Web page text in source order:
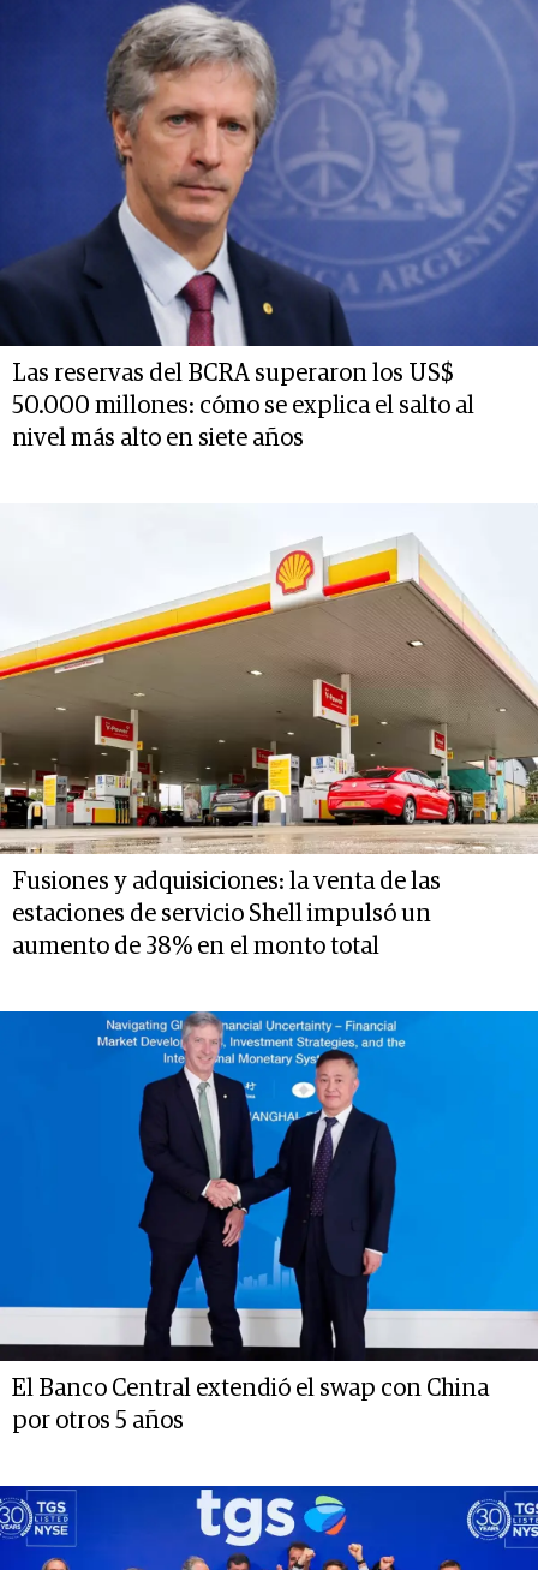
Las reservas del BCRA superaron los US$
50.000 millones: cómo se explica el salto al
nivel más alto en siete años
Fusiones y adquisiciones: la venta de las
estaciones de servicio Shell impulsó un
aumento de 38% en el monto total
El Banco Central extendió el swap con China
por otros 5 años